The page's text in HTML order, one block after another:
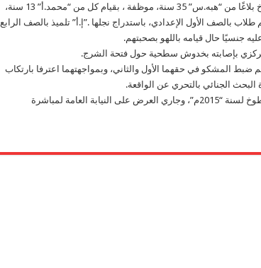
تلقى المقدم صلاح عب الفتاح رئيس مباحث طوخ بلاغًا من “هبه.س” 35 سنة، موظفة ، بقيام كل من “محمد.أ” 13 سنة،
14 سنة، وجميعهم طلاب بالصف الأول الإعدادي، باستدراج نجلها .”إ.أ” تلميذ بالصف الرابع
جنسيًا حال قيامه باللهو بصحبتهم.
بإصابته بخدوش سطحية حول فتحة الشرج.
ضبط المشكو في حقهما الأول والثاني، وبمواجهتهما اعترفا بارتكاب
البحث الجنائي بالتحري عن الواقعة.
تحرر عن ذلك المحضر رقم “1239” إداري مركز طوخ لسنة “2015م”، وجاري العرض على النيابة العامة لمباشرة